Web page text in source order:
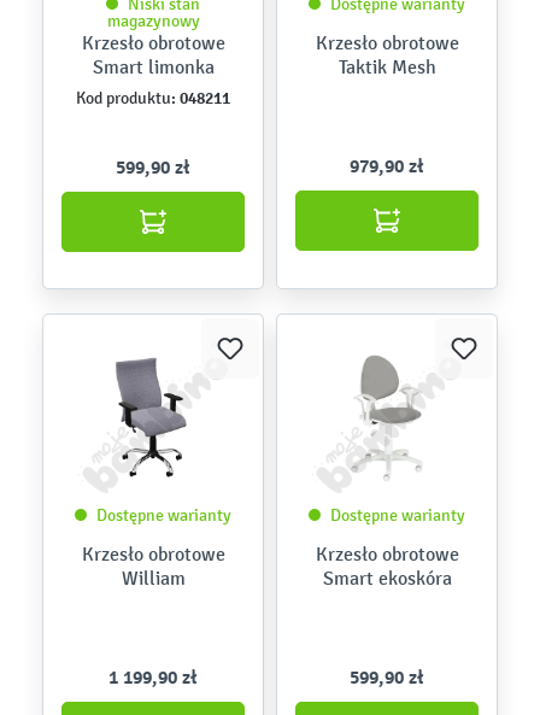
Niski stan
magazynowy
Krzesło obrotowe
Smart limonka
Kod produktu: 048211
599,90 zł
Dostępne warianty
Krzesło obrotowe
Taktik Mesh
979,90 zł
Dostępne warianty
Krzesło obrotowe
William
1 199,90 zł
Dostępne warianty
Krzesło obrotowe
Smart ekoskóra
599,90 zł